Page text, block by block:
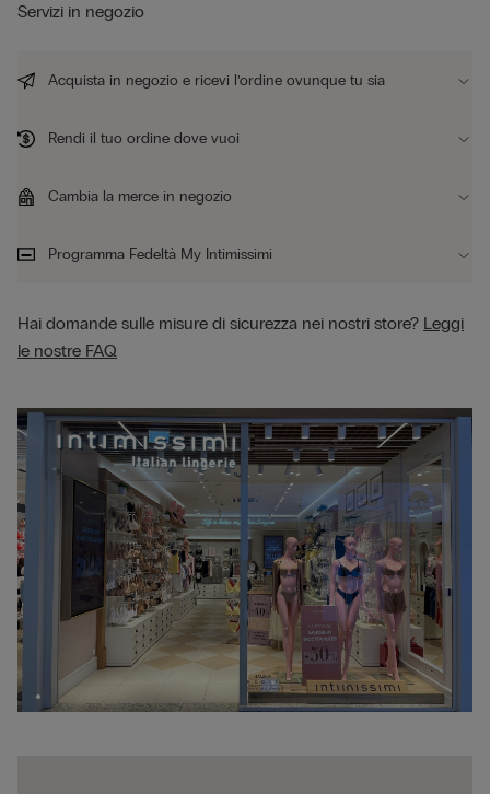
Servizi in negozio
Acquista in negozio e ricevi l’ordine ovunque tu sia
Rendi il tuo ordine dove vuoi
Cambia la merce in negozio
Programma Fedeltà My Intimissimi
Hai domande sulle misure di sicurezza nei nostri store? Leggi
le nostre FAQ